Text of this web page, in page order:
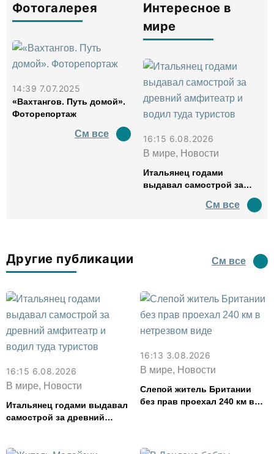
Фотогалерея
14:39 7.07.2025
«Вахтангов. Путь домой».
Фоторепортаж
См все
Интересное в
мире
16:15 6.08.2026
В мире, Новости
Итальянец годами
выдавал самострой за
водил туда туристов
См все
Другие публикации См все
16:15 6.08.2026
В мире, Новости
Итальянец годами выдавал
самострой за древний
16:13 3.08.2026
В мире, Новости
Слепой житель Британии
без прав проехал 240 км в